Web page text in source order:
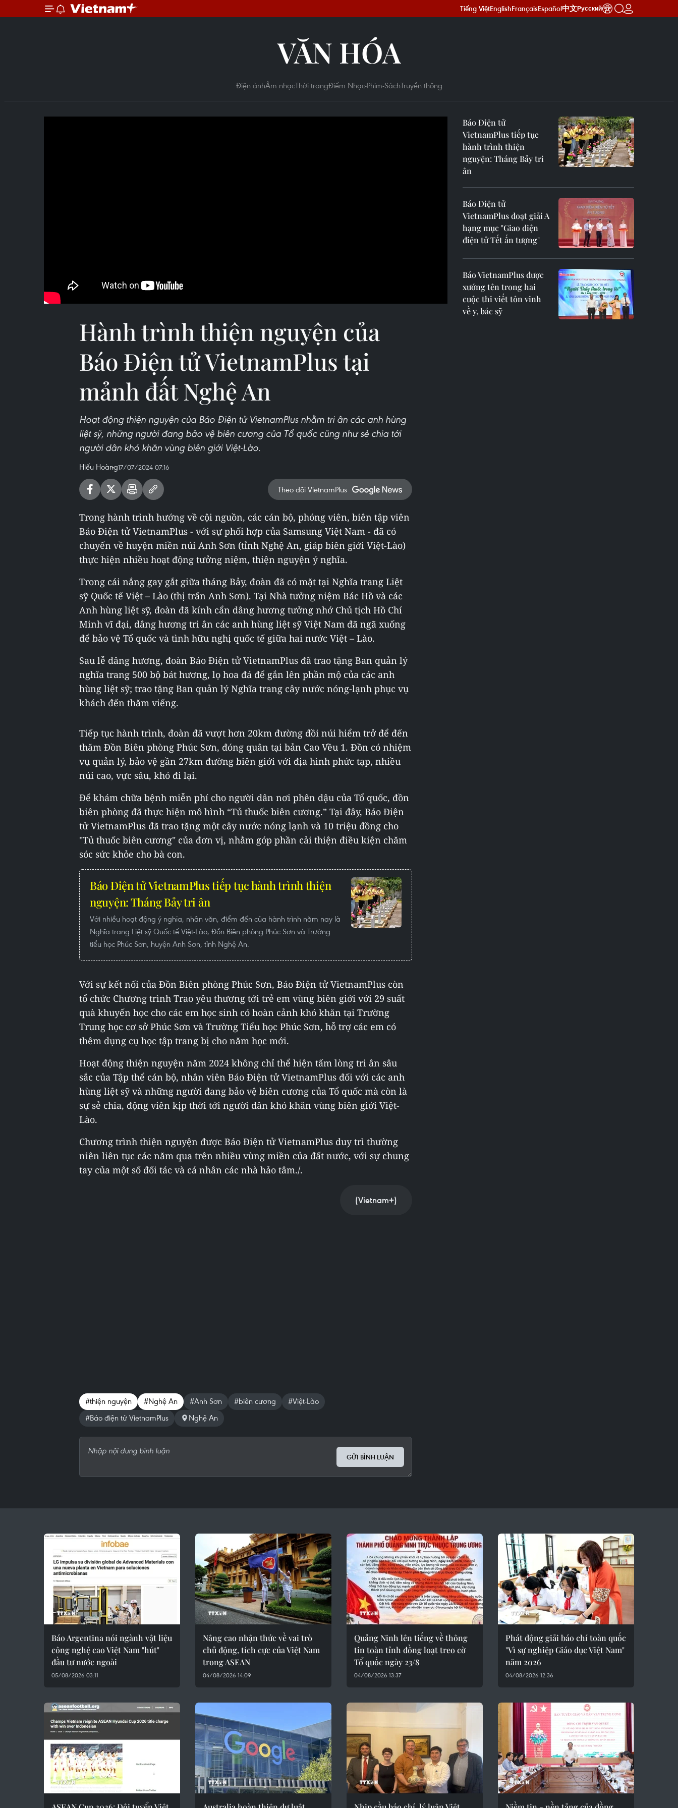
Tiếng ViệtEnglishFrançaisEspañol中文Русский
VĂN HÓA
Điện ảnhÂm nhạcThời trangĐiểm Nhạc-Phim-SáchTruyền thông
Hành trình thiện nguyện của
Báo Điện tử VietnamPlus tại
mảnh đất Nghệ An
Hoạt động thiện nguyện của Báo Điện tử VietnamPlus nhằm tri ân các anh hùng
liệt sỹ, những người đang bảo vệ biên cương của Tổ quốc cũng như sẻ chia tới
người dân khó khăn vùng biên giới Việt-Lào.
Hiếu Hoàng17/07/2024 07:16
Theo dõi VietnamPlus
Trong hành trình hướng về cội nguồn, các cán bộ, phóng viên, biên tập viên
Báo Điện tử VietnamPlus - với sự phối hợp của Samsung Việt Nam - đã có
chuyến về huyện miền núi Anh Sơn (tỉnh Nghệ An, giáp biên giới Việt-Lào)
thực hiện nhiều hoạt động tưởng niệm, thiện nguyện ý nghĩa.
Trong cái nắng gay gắt giữa tháng Bảy, đoàn đã có mặt tại Nghĩa trang Liệt
sỹ Quốc tế Việt – Lào (thị trấn Anh Sơn). Tại Nhà tưởng niệm Bác Hồ và các
Anh hùng liệt sỹ, đoàn đã kính cẩn dâng hương tưởng nhớ Chủ tịch Hồ Chí
Minh vĩ đại, dâng hương tri ân các anh hùng liệt sỹ Việt Nam đã ngã xuống
để bảo vệ Tổ quốc và tình hữu nghị quốc tế giữa hai nước Việt – Lào.
Sau lễ dâng hương, đoàn Báo Điện tử VietnamPlus đã trao tặng Ban quản lý
nghĩa trang 500 bộ bát hương, lọ hoa đá để gắn lên phần mộ của các anh
hùng liệt sỹ; trao tặng Ban quản lý Nghĩa trang cây nước nóng-lạnh phục vụ
khách đến thăm viếng.
Tiếp tục hành trình, đoàn đã vượt hơn 20km đường đồi núi hiểm trở để đến
thăm Đồn Biên phòng Phúc Sơn, đóng quân tại bản Cao Vều 1. Đồn có nhiệm
vụ quản lý, bảo vệ gần 27km đường biên giới với địa hình phức tạp, nhiều
núi cao, vực sâu, khó đi lại.
Để khám chữa bệnh miễn phí cho người dân nơi phên dậu của Tổ quốc, đồn
biên phòng đã thực hiện mô hình “Tủ thuốc biên cương.” Tại đây, Báo Điện
tử VietnamPlus đã trao tặng một cây nước nóng lạnh và 10 triệu đồng cho
"Tủ thuốc biên cương" của đơn vị, nhằm góp phần cải thiện điều kiện chăm
sóc sức khỏe cho bà con.
Báo Điện tử VietnamPlus tiếp tục hành trình thiện
nguyện: Tháng Bảy tri ân
Với nhiều hoạt động ý nghĩa, nhân văn, điểm đến của hành trình năm nay là
Nghĩa trang Liệt sỹ Quốc tế Việt-Lào, Đồn Biên phòng Phúc Sơn và Trường
tiểu học Phúc Sơn, huyện Anh Sơn, tỉnh Nghệ An.
Với sự kết nối của Đồn Biên phòng Phúc Sơn, Báo Điện tử VietnamPlus còn
tổ chức Chương trình Trao yêu thương tới trẻ em vùng biên giới với 29 suất
quà khuyến học cho các em học sinh có hoàn cảnh khó khăn tại Trường
Trung học cơ sở Phúc Sơn và Trường Tiểu học Phúc Sơn, hỗ trợ các em có
thêm dụng cụ học tập trang bị cho năm học mới.
Hoạt động thiện nguyện năm 2024 không chỉ thể hiện tấm lòng tri ân sâu
sắc của Tập thể cán bộ, nhân viên Báo Điện tử VietnamPlus đối với các anh
hùng liệt sỹ và những người đang bảo vệ biên cương của Tổ quốc mà còn là
sự sẻ chia, động viên kịp thời tới người dân khó khăn vùng biên giới Việt-
Lào.
Chương trình thiện nguyện được Báo Điện tử VietnamPlus duy trì thường
niên liên tục các năm qua trên nhiều vùng miền của đất nước, với sự chung
tay của một số đối tác và cá nhân các nhà hảo tâm./.
(Vietnam+)
#thiện nguyện #Nghệ An #Anh Sơn #biên cương
#Việt-Lào
#Báo điện tử VietnamPlus
Nghệ An
GỬI BÌNH LUẬN
Báo Điện tử
VietnamPlus tiếp tục
hành trình thiện
nguyện: Tháng Bảy tri
ân
Báo Điện tử
VietnamPlus đoạt giải A
hạng mục "Giao diện
điện tử Tết ấn tượng"
Báo VietnamPlus được
xướng tên trong hai
cuộc thi viết tôn vinh
về y, bác sỹ
Báo Argentina nói ngành vật liệu
công nghệ cao Việt Nam "hút"
đầu tư nước ngoài
05/08/2026 03:11
Nâng cao nhận thức về vai trò
chủ động, tích cực của Việt Nam
trong ASEAN
04/08/2026 14:09
Quảng Ninh lên tiếng về thông
tin toàn tỉnh đồng loạt treo cờ
Tổ quốc ngày 23/8
04/08/2026 13:37
Phát động giải báo chí toàn quốc
"Vì sự nghiệp Giáo dục Việt Nam"
năm 2026
04/08/2026 12:36